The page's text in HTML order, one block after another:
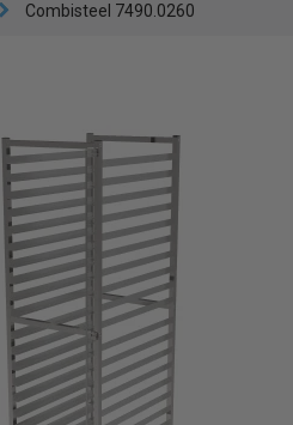
Combisteel 7490.0260